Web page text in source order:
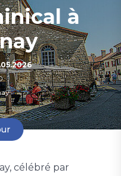
à
célébré par